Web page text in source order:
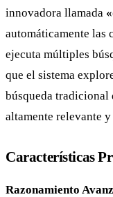
innovadora llamada
automáticamente las
ejecuta múltiples
que el sistema
búsqueda tradicional
altamente relevante
Características
Razonamiento